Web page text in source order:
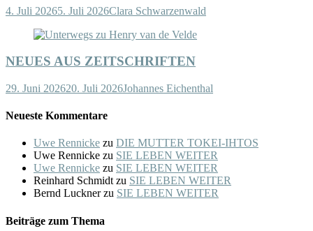
4. Juli 20265. Juli 2026Clara Schwarzenwald
NEUES AUS ZEITSCHRIFTEN
29. Juni 202620. Juli 2026Johannes Eichenthal
Neueste Kommentare
Uwe Rennicke zu DIE MUTTER TOKEI-IHTOS
Uwe Rennicke zu SIE LEBEN WEITER
Uwe Rennicke zu SIE LEBEN WEITER
Reinhard Schmidtzu SIE LEBEN WEITER
Bernd Lucknerzu SIE LEBEN WEITER
Beiträge zum Thema